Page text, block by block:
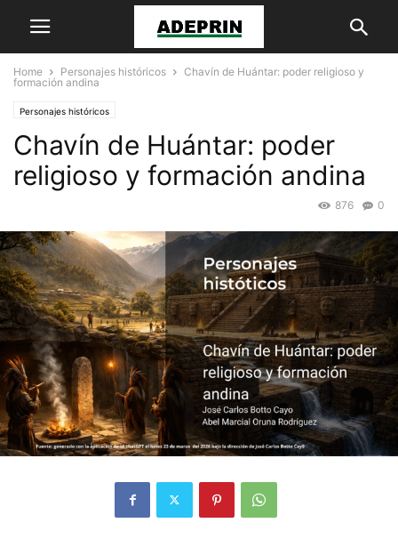
Home Personajes históricos
Chavín de Huántar: poder religioso y
formación andina
Personajes históricos
Chavín de Huántar: poder
religioso y formación andina
0
876